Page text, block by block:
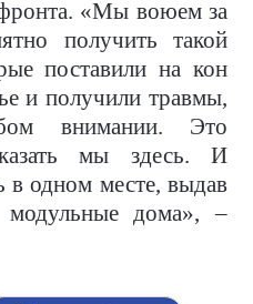
«Мы воюем за
получить такой
поставили на кон
и получили травмы,
внимании. Это
мы здесь. И
в одном месте, выдав
модульные дома», –